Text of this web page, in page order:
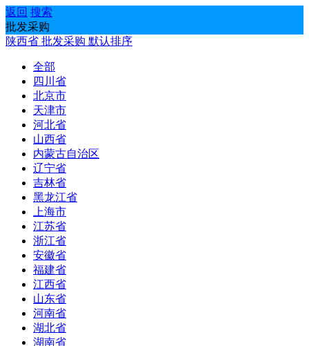
返回 搜索
批发采购
陕西省 批发采购 默认排序
全部
四川省
北京市
天津市
河北省
山西省
内蒙古自治区
辽宁省
吉林省
黑龙江省
上海市
江苏省
浙江省
安徽省
福建省
江西省
山东省
河南省
湖北省
湖南省